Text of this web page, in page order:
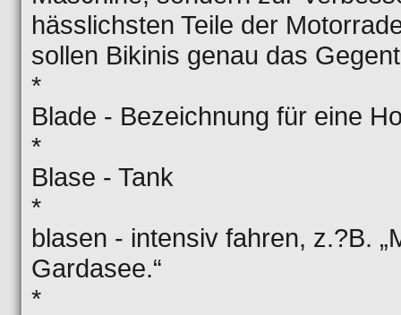
hässlichsten Teile der
sollen Bikinis genau das
*
Blade - Bezeichnung für eine
*
Blase - Tank
*
blasen - intensiv fahren, z.?B.
Gardasee.“
*